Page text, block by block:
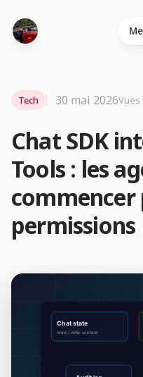
Chat SDK
Tools : les
commencer
permissions
Tech 30 mai 2026Vues